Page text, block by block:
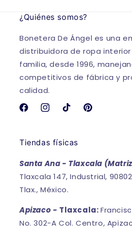
¿Quiénes somos?
Bonetera De Ángel es una
distribuidora de ropa
familia, desde 1996,
competitivos de fábrica y
calidad.
FacebookInstagramTikTokPinterest
Tiendas físicas
Santa Ana - Tlaxcala
Tlaxcala 147, Industrial,
Tlax., México.
Apizaco - Tlaxcala:
No. 302-A Col. Centro,